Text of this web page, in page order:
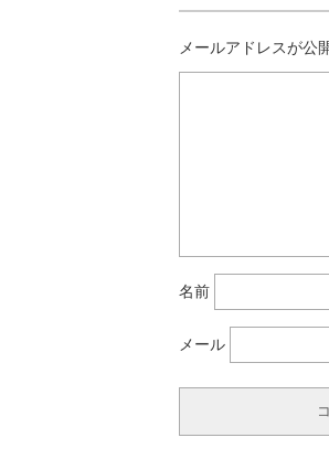
メールアドレスが公
名前
メール